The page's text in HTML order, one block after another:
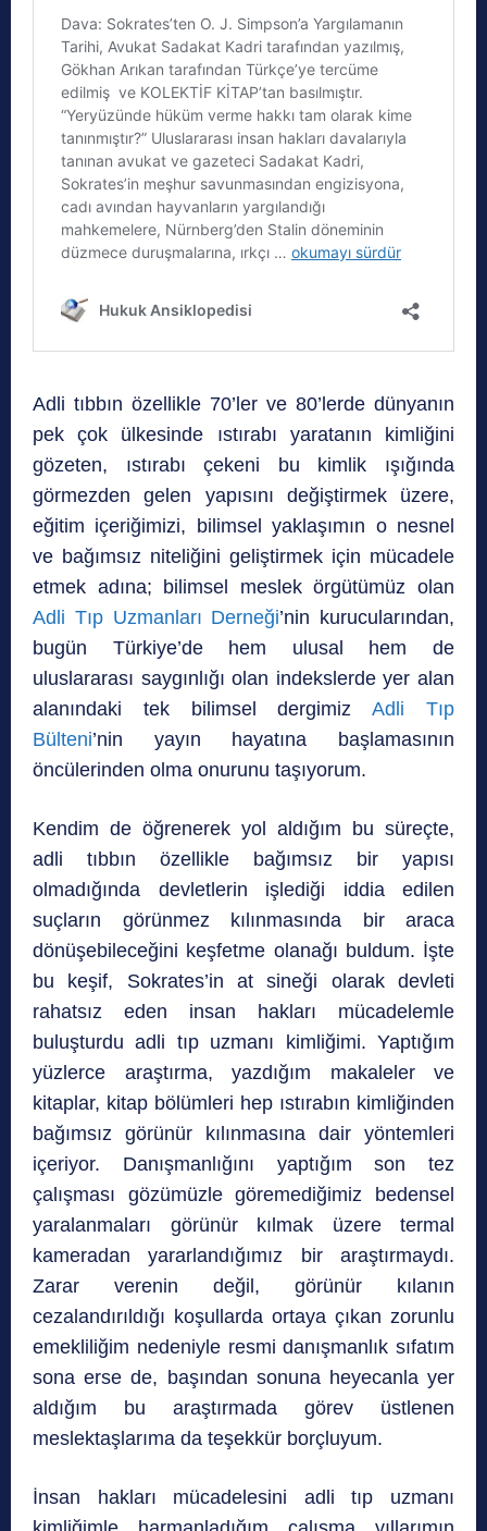
Adli tıbbın özellikle 70’ler ve 80’lerde dünyanın
pek çok ülkesinde ıstırabı yaratanın kimliğini
gözeten, ıstırabı çekeni bu kimlik ışığında
görmezden gelen yapısını değiştirmek üzere,
eğitim içeriğimizi, bilimsel yaklaşımın o nesnel
ve bağımsız niteliğini geliştirmek için mücadele
etmek adına; bilimsel meslek örgütümüz olan
Adli Tıp Uzmanları Derneği’nin kurucularından,
bugün Türkiye’de hem ulusal hem de
uluslararası saygınlığı olan indekslerde yer alan
alanındaki tek bilimsel dergimizAdli Tıp
Bülteni’nin yayın hayatına başlamasının
öncülerinden olma onurunu taşıyorum.
Kendim de öğrenerek yol aldığım bu süreçte,
adli tıbbın özellikle bağımsız bir yapısı
olmadığında devletlerin işlediği iddia edilen
suçların görünmez kılınmasında bir araca
dönüşebileceğini keşfetme olanağı buldum. İşte
bu keşif, Sokrates’in at sineği olarak devleti
rahatsız eden insan hakları mücadelemle
buluşturdu adli tıp uzmanı kimliğimi. Yaptığım
yüzlerce araştırma, yazdığım makaleler ve
kitaplar, kitap bölümleri hep ıstırabın kimliğinden
bağımsız görünür kılınmasına dair yöntemleri
içeriyor. Danışmanlığını yaptığım son tez
çalışması gözümüzle göremediğimiz bedensel
yaralanmaları görünür kılmak üzere termal
kameradan yararlandığımız bir araştırmaydı.
Zarar verenin değil, görünür kılanın
cezalandırıldığı koşullarda ortaya çıkan zorunlu
emekliliğim nedeniyle resmi danışmanlık sıfatım
sona erse de, başından sonuna heyecanla yer
aldığım bu araştırmada görev üstlenen
meslektaşlarıma da teşekkür borçluyum.
İnsan hakları mücadelesini adli tıp uzmanı